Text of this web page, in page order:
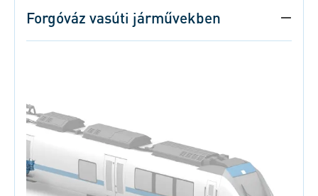
Forgóváz vasúti járművekben